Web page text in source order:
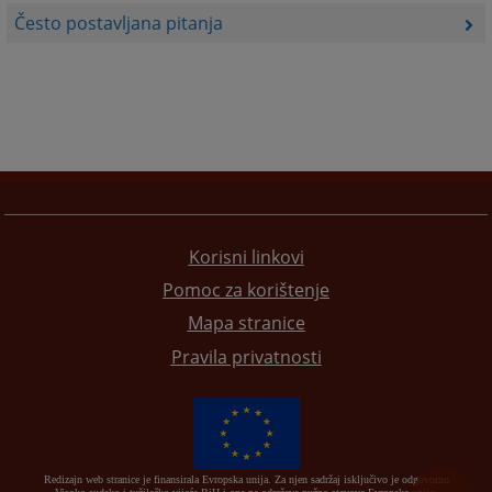
Često postavljana pitanja
Korisni linkovi
Pomoc za korištenje
Mapa stranice
Pravila privatnosti
Redizajn web stranice je finansirala Evropska unija. Za njen sadržaj isključivo je odgovorno